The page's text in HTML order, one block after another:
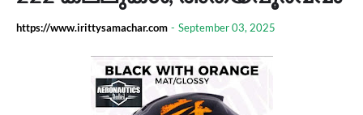
https://www.irittysamachar.com - September 03, 2025